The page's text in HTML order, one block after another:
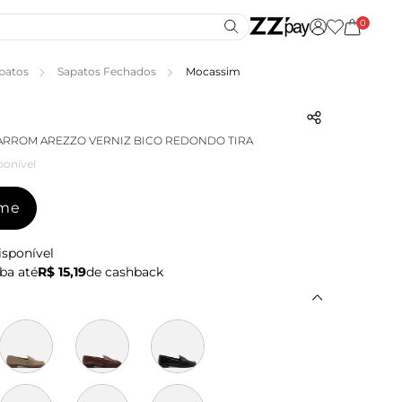
0
Sapatos Fechados Mocassim
AREZZO VERNIZ BICO REDONDO TIRA
atéR$ 15,19de cashback